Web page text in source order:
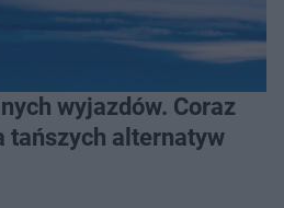
wyjazdów. Coraz
tańszych alternatyw